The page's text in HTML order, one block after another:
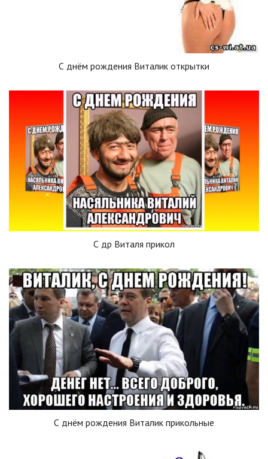
С днём рождения Виталик открытки
С др Виталя прикол
С днём рождения Виталик прикольные